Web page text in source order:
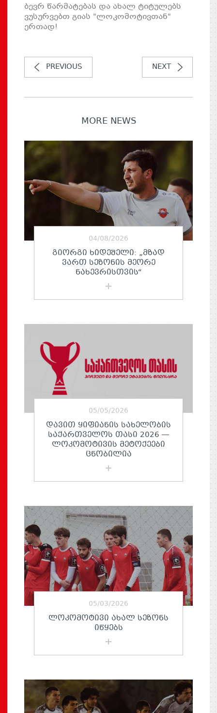
ბევრ წარმატებას და ახალ ტიტულებს
ვუსურვებთ გიას "ლოკომოტივთან"
ერთად!
PREVIOUS NEXT
MORE NEWS
04/08/2026
ᲒᲘᲝᲠᲒᲘ ᲮᲘᲓᲔᲨᲔᲚᲘ: „ᲛᲖᲐᲓ
ᲕᲐᲠᲗ ᲡᲔᲖᲝᲜᲘᲡ ᲛᲔᲝᲠᲔ
ᲜᲐᲮᲔᲕᲠᲘᲡᲗᲕᲘᲡ“
05/05/2026
ᲓᲐᲕᲘᲗ ᲧᲘᲤᲘᲐᲜᲘᲡ ᲡᲐᲮᲔᲚᲝᲑᲘᲡ
ᲡᲐᲥᲐᲠᲗᲕᲔᲚᲝᲡ ᲗᲐᲡᲘ 2026 —
ᲚᲝᲙᲝᲛᲝᲢᲘᲕᲘᲡ ᲛᲔᲢᲝᲥᲔᲔᲑᲘ
ᲪᲜᲝᲑᲘᲚᲘᲐ
05/03/2026
ᲚᲝᲙᲝᲛᲝᲢᲘᲕᲘ ᲐᲮᲐᲚ ᲡᲔᲖᲝᲜᲡ
ᲘᲬᲧᲔᲑᲡ